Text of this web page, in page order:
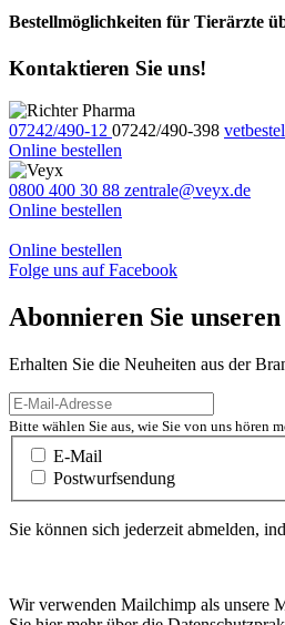
Bestellmöglichkeiten für Tierärzte
Kontaktieren Sie uns!
07242/490-12 07242/490-398
Online bestellen
0800 400 30 88 zentrale@veyx.de
Online bestellen
Online bestellen
Folge uns auf Facebook
Abonnieren Sie
Erhalten Sie die Neuheiten aus der
Bitte wählen Sie aus, wie Sie von uns hören
E-Mail
Postwurfsendung
Sie können sich jederzeit abmelden,
Wir verwenden Mailchimp als unsere